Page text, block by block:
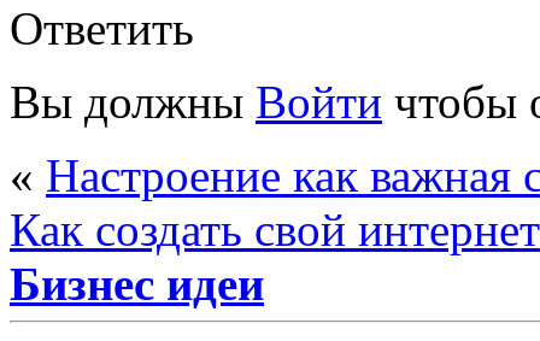
Ответить
Вы должны Войти чтобы
« Настроение как важная
Как создать свой
Бизнес идеи